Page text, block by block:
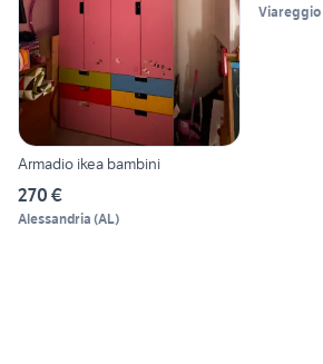
Armadio ikea bambini
270 €
Alessandria (AL)
Viareggio